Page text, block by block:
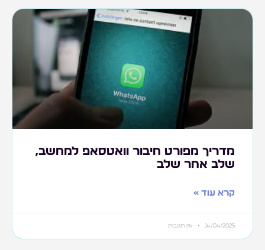
מדריך מפורט חיבור וואטסאפ למחשב,
שלב אחר שלב
קרא עוד »
14/04/2025 אין תגובות